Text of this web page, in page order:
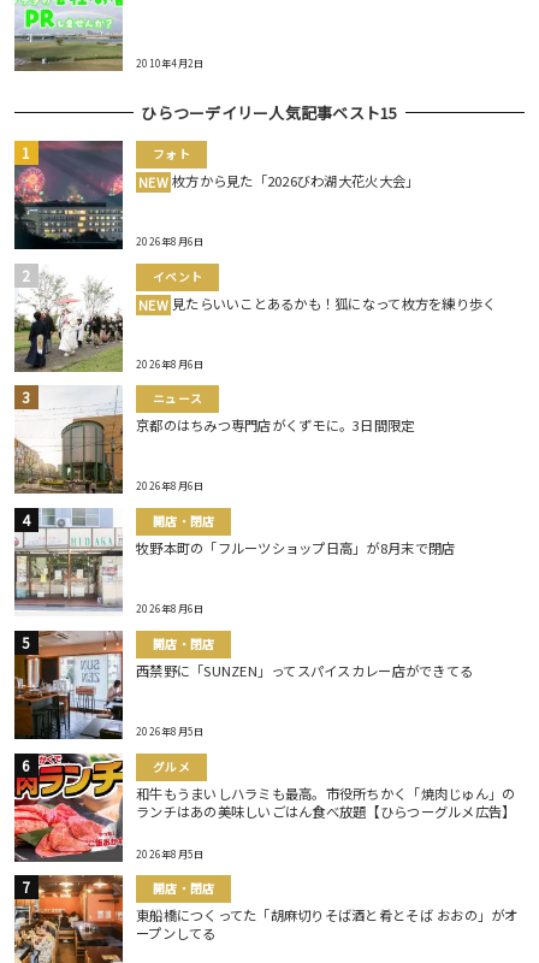
2010年4月2日
ひらつーデイリー人気記事ベスト15
フォト
NEW 枚方から見た「2026びわ湖大花火大会」
2026年8月6日
イベント
NEW 見たらいいことあるかも！狐になって枚方を練り歩く
2026年8月6日
ニュース
京都のはちみつ専門店がくずモに。3日間限定
2026年8月6日
開店・閉店
牧野本町の「フルーツショップ日高」が8月末で閉店
2026年8月6日
開店・閉店
西禁野に「SUNZEN」ってスパイスカレー店ができてる
2026年8月5日
グルメ
和牛もうまいしハラミも最高。市役所ちかく「焼肉じゅん」の
ランチはあの美味しいごはん食べ放題【ひらつーグルメ広告】
2026年8月5日
開店・閉店
東船橋につくってた「胡麻切りそば酒と肴とそば おおの」がオ
ープンしてる